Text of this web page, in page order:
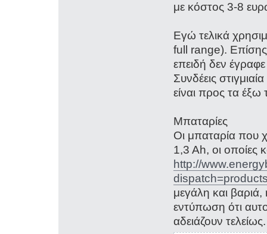
με κόστος 3-8
Εγώ τελικά
full range). Επίσης
επειδή δεν
Συνδέεις
είναι προς τα έξω
Μπαταρίες
Οι μπαταρία που
1,3 Ah, οι οποίες
http://
μεγάλη και βαριά,
εντύπωση ότι
αδειάζουν τελείως.